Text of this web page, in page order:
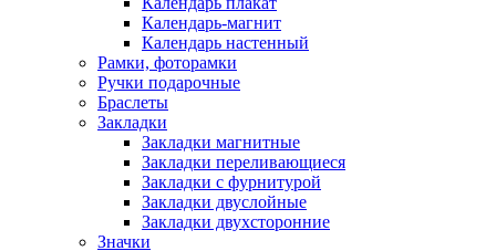
Календарь-магнит
Календарь настенный
Рамки, фоторамки
Ручки подарочные
Браслеты
Закладки
Закладки магнитные
Закладки переливающиеся
Закладки с фурнитурой
Закладки двуслойные
Закладки двухсторонние
Значки